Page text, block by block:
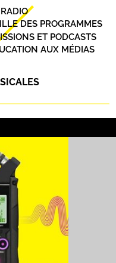
DES PROGRAMMES
ET PODCASTS
AUX MÉDIAS